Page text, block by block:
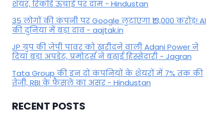
शेयर, रिकॉर्ड ऊंचाई पर दाम - Hindustan
35 लोगों की कंपनी पर Google लुटाएगा ₹13,000 करोड़! AI
की दुनिया में बड़ा दांव - aajtak.in
JP ग्रुप की जेपी पावर को खरीदने वाली Adani Power ने
दिया बड़ा अपडेट, प्रमोटर्स ने बढ़ाई हिस्सेदारी - Jagran
Tata Group की इन दो कंपनियों के शेयरों में 7% तक की
तेजी, RBI के फैसले का असर - Hindustan
RECENT POSTS